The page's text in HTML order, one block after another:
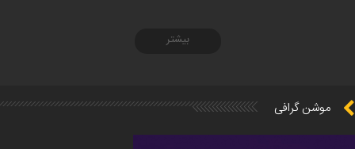
بیشتر
موشن گرافی